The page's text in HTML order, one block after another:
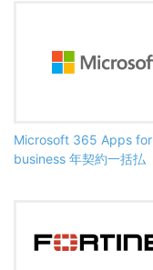
Microsoft 365 Apps for
business 年契約一括払